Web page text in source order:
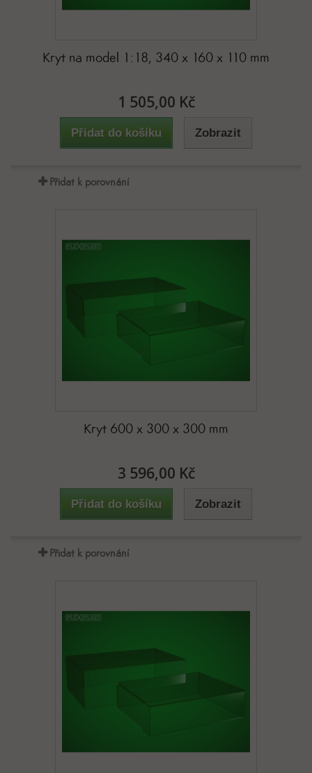
Kryt na model 1:18, 340 x 160 x 110 mm
1 505,00 Kč
Přidat do košíku Zobrazit
Přidat k porovnání
Kryt 600 x 300 x 300 mm
3 596,00 Kč
Přidat do košíku Zobrazit
Přidat k porovnání